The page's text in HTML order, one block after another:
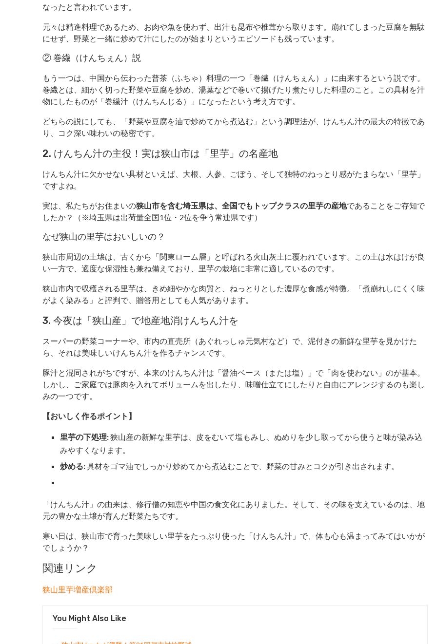
なったと言われています。
元々は精進料理であるため、お肉や魚を使わず、出汁も昆布や椎茸から取ります。崩れてしまった豆腐を無駄
にせず、野菜と一緒に炒めて汁にしたのが始まりというエピソードも残っています。
② 巻繊（けんちぇん）説
もう一つは、中国から伝わった普茶（ふちゃ）料理の一つ「巻繊（けんちぇん）」に由来するという説です。
巻繊とは、細かく切った野菜や豆腐を炒め、湯葉などで巻いて揚げたり煮たりした料理のこと。この具材を汁
物にしたものが「巻繊汁（けんちんじる）」になったという考え方です。
どちらの説にしても、「野菜や豆腐を油で炒めてから煮込む」という調理法が、けんちん汁の最大の特徴であ
り、コク深い味わいの秘密です。
2. けんちん汁の主役！実は狭山市は「里芋」の名産地
けんちん汁に欠かせない具材といえば、大根、人参、ごぼう、そして独特のねっとり感がたまらない「里芋」
ですよね。
実は、私たちがお住まいの狭山市を含む埼玉県は、全国でもトップクラスの里芋の産地であることをご存知で
したか？（※埼玉県は出荷量全国1位・2位を争う常連県です）
なぜ狭山の里芋はおいしいの？
狭山市周辺の土壌は、古くから「関東ローム層」と呼ばれる火山灰土に覆われています。この土は水はけが良
い一方で、適度な保湿性も兼ね備えており、里芋の栽培に非常に適しているのです。
狭山市内で収穫される里芋は、きめ細やかな肉質と、ねっとりとした濃厚な食感が特徴。「煮崩れしにくく味
がよく染みる」と評判で、贈答用としても人気があります。
3. 今夜は「狭山産」で地産地消けんちん汁を
スーパーの野菜コーナーや、市内の直売所（あぐれっしゅ元気村など）で、泥付きの新鮮な里芋を見かけた
ら、それは美味しいけんちん汁を作るチャンスです。
豚汁と混同されがちですが、本来のけんちん汁は「醤油ベース（または塩）」で「肉を使わない」のが基本。
しかし、ご家庭では豚肉を入れてボリュームを出したり、味噌仕立てにしたりと自由にアレンジするのも楽し
みの一つです。
【おいしく作るポイント】
里芋の下処理:狭山産の新鮮な里芋は、皮をむいて塩もみし、ぬめりを少し取ってから使うと味が染み込
みやすくなります。
炒める:具材をゴマ油でしっかり炒めてから煮込むことで、野菜の甘みとコクが引き出されます。
「けんちん汁」の由来は、修行僧の知恵や中国の食文化にありました。そして、その味を支えているのは、地
元の豊かな土壌が育んだ野菜たちです。
寒い日は、狭山市で育った美味しい里芋をたっぷり使った「けんちん汁」で、体も心も温まってみてはいかが
でしょうか？
関連リンク
狭山里芋増産倶楽部
You Might Also Like